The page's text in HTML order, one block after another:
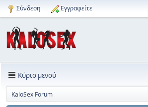
Σύνδεση Εγγραφείτε
Κύριο μενού
KaloSex Forum